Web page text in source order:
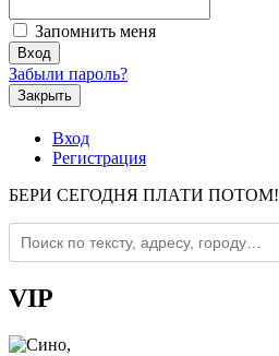
Запомнить меня
Забыли пароль?
Закрыть
Вход
Регистрация
БЕРИ СЕГОДНЯ ПЛАТИ ПОТОМ!
VIP